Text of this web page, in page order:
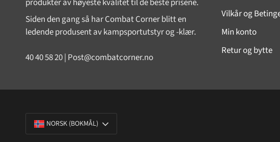
produkter av høyeste kvalitet til de beste prisene.
Siden den gang så har Combat Corner blitt en
ledende produsent av kampsportutstyr og -klær.
40 40 58 20 | Post@combatcorner.no
Vilkår og
Min konto
Retur og bytte
SPRÅK
NORSK (BOKMÅL)